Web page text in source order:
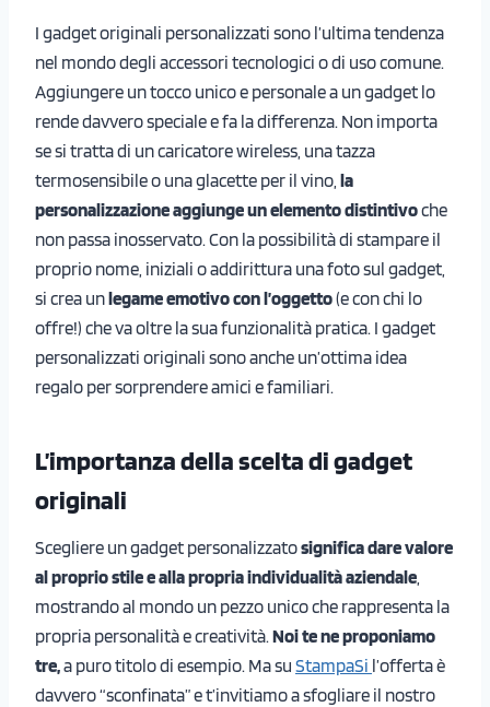
I gadget originali personalizzati sono l’ultima tendenza
nel mondo degli accessori tecnologici o di uso comune.
Aggiungere un tocco unico e personale a un gadget lo
rende davvero speciale e fa la differenza. Non importa
se si tratta di un caricatore wireless, una tazza
termosensibile o una glacette per il vino, la
personalizzazione aggiunge un elemento distintivoche
non passa inosservato. Con la possibilità di stampare il
proprio nome, iniziali o addirittura una foto sul gadget,
si crea unlegame emotivo con l’oggetto(e con chi lo
offre!) che va oltre la sua funzionalità pratica. I gadget
personalizzati originali sono anche un’ottima idea
regalo per sorprendere amici e familiari.
L’importanza della scelta di gadget
originali
Scegliere un gadget personalizzatosignifica dare valore
al proprio stile e alla propria individualitàaziendale
mostrando al mondo un pezzo unico che rappresenta la
propria personalità e creatività. Noi te ne proponiamo
tre,a puro titolo di esempio. Ma su StampaSi l’offerta è
davvero “sconfinata” e t’invitiamo a sfogliare il nostro